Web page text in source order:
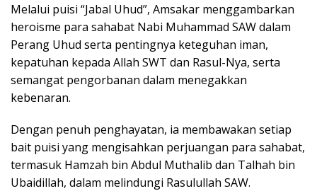
Melalui puisi “Jabal Uhud”, Amsakar menggambarkan
heroisme para sahabat Nabi Muhammad SAW dalam
Perang Uhud serta pentingnya keteguhan iman,
kepatuhan kepada Allah SWT dan Rasul-Nya, serta
semangat pengorbanan dalam menegakkan
kebenaran.
Dengan penuh penghayatan, ia membawakan setiap
bait puisi yang mengisahkan perjuangan para sahabat,
termasuk Hamzah bin Abdul Muthalib dan Talhah bin
Ubaidillah, dalam melindungi Rasulullah SAW.